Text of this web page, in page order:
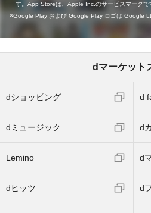
す。App Storeは、Apple Inc.のサービスマークで
Google Play および Google Play ロゴは Google
dマーケット
dショッピング d
dミュージック d
Lemino d
dヒッツ d